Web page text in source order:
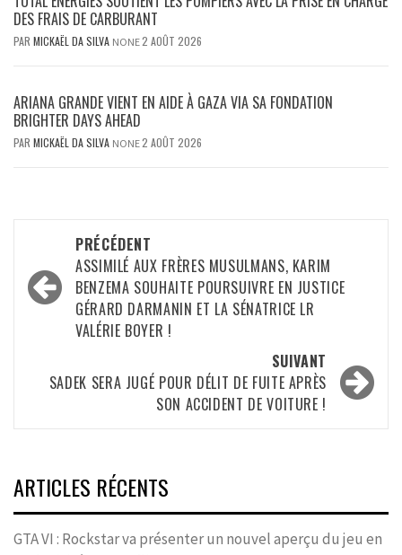
DES FRAIS DE CARBURANT
PAR MICKAËL DA SILVA NONE2 AOÛT 2026
ARIANA GRANDE VIENT EN AIDE À GAZA VIA SA FONDATION
BRIGHTER DAYS AHEAD
PAR MICKAËL DA SILVA NONE2 AOÛT 2026
Navigation
d’article
PRÉCÉDENT
ASSIMILÉ AUX FRÈRES MUSULMANS, KARIM
BENZEMA SOUHAITE POURSUIVRE EN JUSTICE
GÉRARD DARMANIN ET LA SÉNATRICE LR
VALÉRIE BOYER !
SUIVANT
SADEK SERA JUGÉ POUR DÉLIT DE FUITE APRÈS
SON ACCIDENT DE VOITURE !
ARTICLES RÉCENTS
GTA VI : Rockstar va présenter un nouvel aperçu du jeu en